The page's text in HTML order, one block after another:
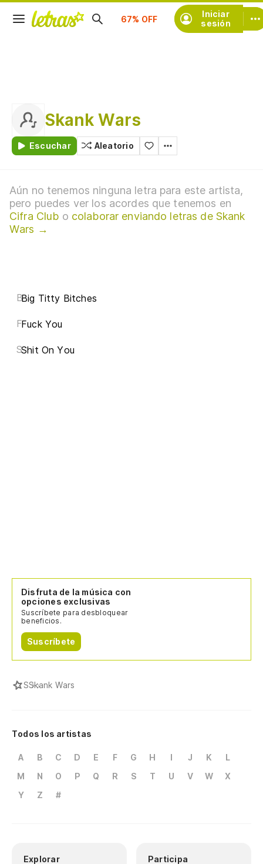
Iniciar
sesión
Suscríbete
Skank Wars
Escuchar Aleatorio
Aún no tenemos ninguna letra para este artista,
pero puedes ver los acordes que tenemos en
Cifra Club o colaborar enviando letras de Skank
Wars →
BBig Titty Bitches
FFuck You
SShit On You
Disfruta de la música con
opciones exclusivas
Suscríbete para desbloquear
beneficios.
Suscríbete
SSkank Wars
Todos los artistas
A B C D E F G H I J K
L
M
N O P Q R S T U V W
X
Y
Z #
Explorar Participa